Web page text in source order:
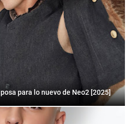
para lo nuevo de Neo2 [2025]